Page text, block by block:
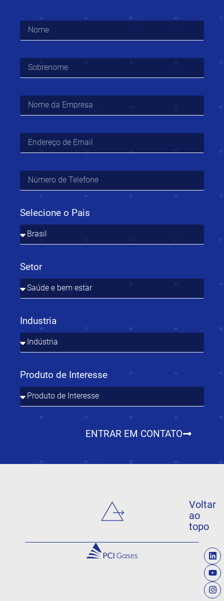
Selecione o Pais
Setor
Industria
Produto de Interesse
ENTRAR EM CONTATO
Voltar
ao
topo